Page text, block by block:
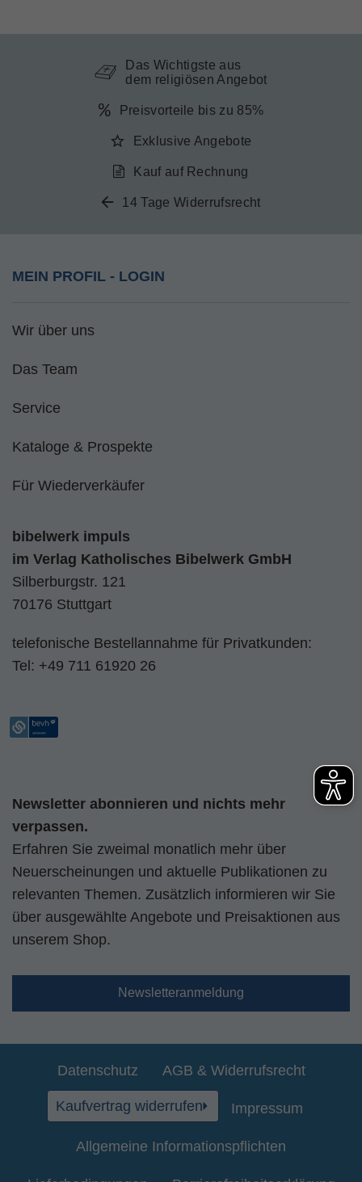
Das Wichtigste aus
dem religiösen Angebot
Preisvorteile bis zu 85%
Exklusive Angebote
Kauf auf Rechnung
14 Tage Widerrufsrecht
MEIN PROFIL - LOGIN
Wir über uns
Das Team
Service
Kataloge & Prospekte
Für Wiederverkäufer
bibelwerk impuls
im Verlag Katholisches Bibelwerk GmbH
Silberburgstr. 121
70176 Stuttgart
telefonische Bestellannahme für Privatkunden:
Tel: +49 711 61920 26
Newsletter abonnieren und nichts mehr
verpassen.
Erfahren Sie zweimal monatlich mehr über
Neuerscheinungen und aktuelle Publikationen zu
relevanten Themen. Zusätzlich informieren wir Sie
über ausgewählte Angebote und Preisaktionen aus
unserem Shop.
Newsletteranmeldung
Datenschutz AGB & Widerrufsrecht
Kaufvertrag widerrufen Impressum
Allgemeine Informationspflichten